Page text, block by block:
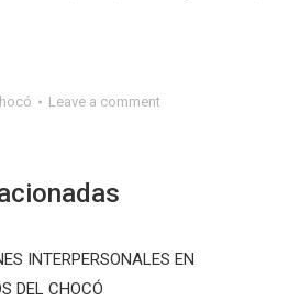
Leave a comment
INTERPERSONALES EN
DEL CHOCÓ